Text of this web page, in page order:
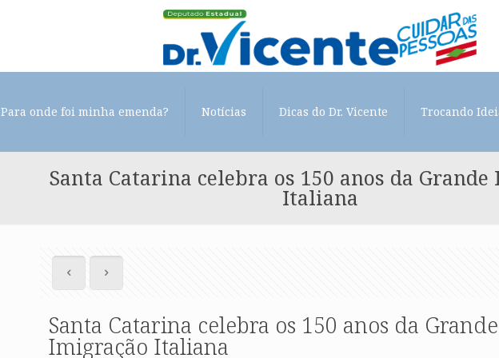
Para onde foi minha emenda? Notícias Dicas do Dr. Vicente Trocando
Santa Catarina celebra os 150 anos da
Italiana
Santa Catarina celebra os 150 anos da Grande
Imigração Italiana